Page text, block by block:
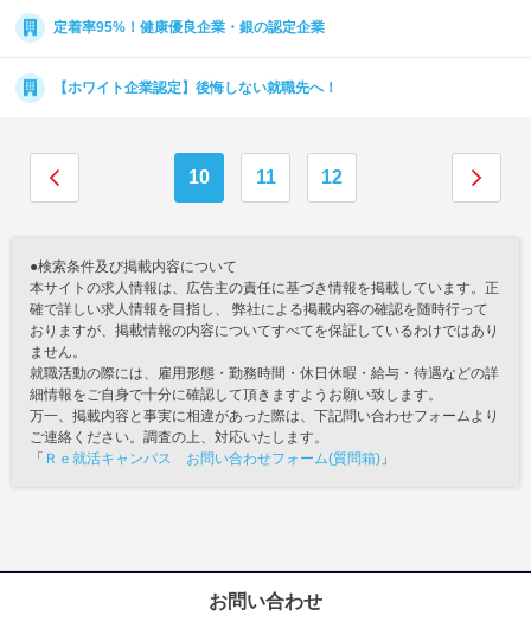
定着率95%！健康優良企業・銀の認定企業
【ホワイト企業認定】後悔しない就職先へ！
10 11 12
●検索条件及び掲載内容について
本サイトの求人情報は、広告主の責任に基づき情報を掲載しています。正
確で詳しい求人情報を目指し、 弊社による掲載内容の確認を随時行って
おりますが、掲載情報の内容についてすべてを保証しているわけではあり
ません。
就職活動の際には、雇用形態・勤務時間・休日休暇・給与・待遇などの詳
細情報をご自身で十分に確認して頂きますようお願い致します。
万一、掲載内容と事実に相違があった際は、下記問い合わせフォームより
ご連絡ください。調査の上、対応いたします。
「 Ｒｅ就活キャンパス お問い合わせフォーム(質問箱) 」
お問い合わせ